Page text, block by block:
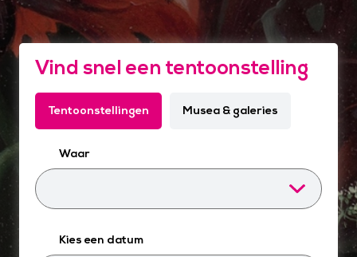
n
t
Vind snel een tentoonstelling
Tentoonstellingen Musea & galeries
Waar
Kies een datum